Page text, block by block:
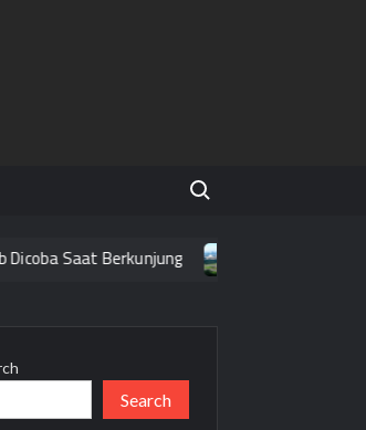
Search for:
Saat Berkunjung
Search